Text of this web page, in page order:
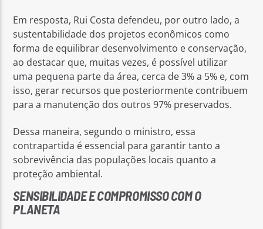
Em resposta, Rui Costa defendeu, por outro lado, a
sustentabilidade dos projetos econômicos como
forma de equilibrar desenvolvimento e conservação,
ao destacar que, muitas vezes, é possível utilizar
uma pequena parte da área, cerca de 3% a 5% e, com
isso, gerar recursos que posteriormente contribuem
para a manutenção dos outros 97% preservados.
Dessa maneira, segundo o ministro, essa
contrapartida é essencial para garantir tanto a
sobrevivência das populações locais quanto a
proteção ambiental.
SENSIBILIDADE E COMPROMISSO COM O
PLANETA